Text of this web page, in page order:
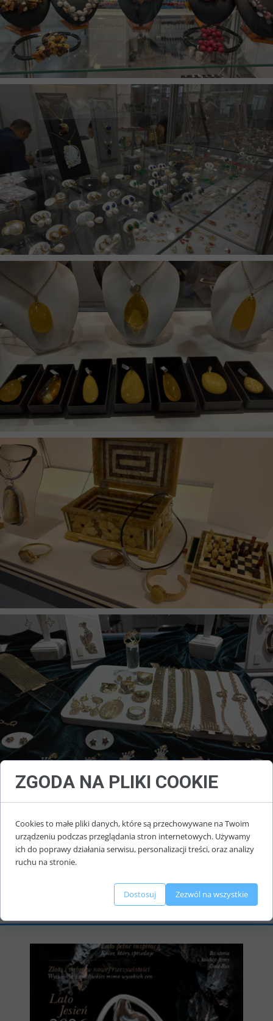
ZGODA NA PLIKI COOKIE
Cookies to małe pliki danych, które są przechowywane na Twoim
urządzeniu podczas przeglądania stron internetowych. Używamy
ich do poprawy działania serwisu, personalizacji treści, oraz analizy
ruchu na stronie.
Dostosuj Zezwól na wszystkie